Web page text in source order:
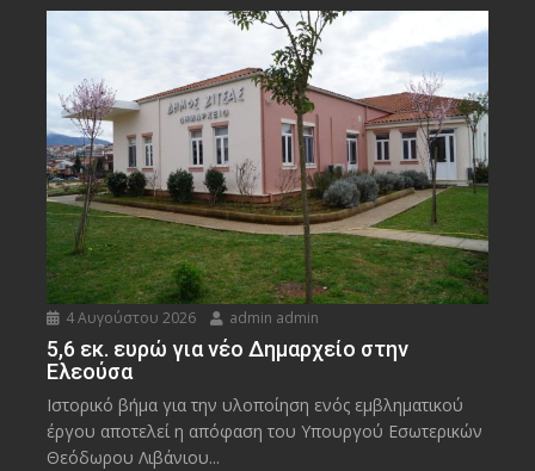
4 Αυγούστου 2026 admin admin
5,6 εκ. ευρώ για νέο Δημαρχείο στην
Ελεούσα
Ιστορικό βήμα για την υλοποίηση ενός εμβληματικού
έργου αποτελεί η απόφαση του Υπουργού Εσωτερικών
Θεόδωρου Λιβάνιου...